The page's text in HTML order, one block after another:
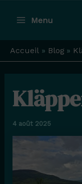
Menu
Menu
Accueil Blog
4 août 2025